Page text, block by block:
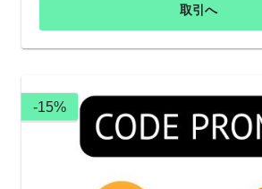
取引へ
-15%